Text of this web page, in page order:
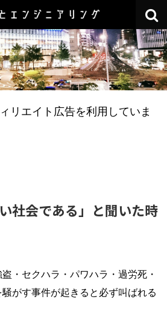
リエイト広告を利用していま
社会である」と聞いた時
・セクハラ・パワハラ・過労死・
がす事件が起きると必ず叫ばれる